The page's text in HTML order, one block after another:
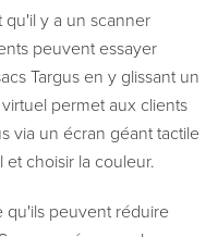
y a un scanner
peuvent essayer
Targus en y glissant un
permet aux clients
via un écran géant tactile
choisir la couleur.
qu'ils peuvent réduire